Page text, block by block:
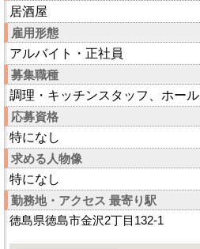
居酒屋
雇用形態
アルバイト・正社員
募集職種
調理・キッチンスタッフ、ホール
応募資格
特になし
求める人物像
特になし
勤務地・アクセス 最寄り駅
徳島県徳島市金沢2丁目132-1